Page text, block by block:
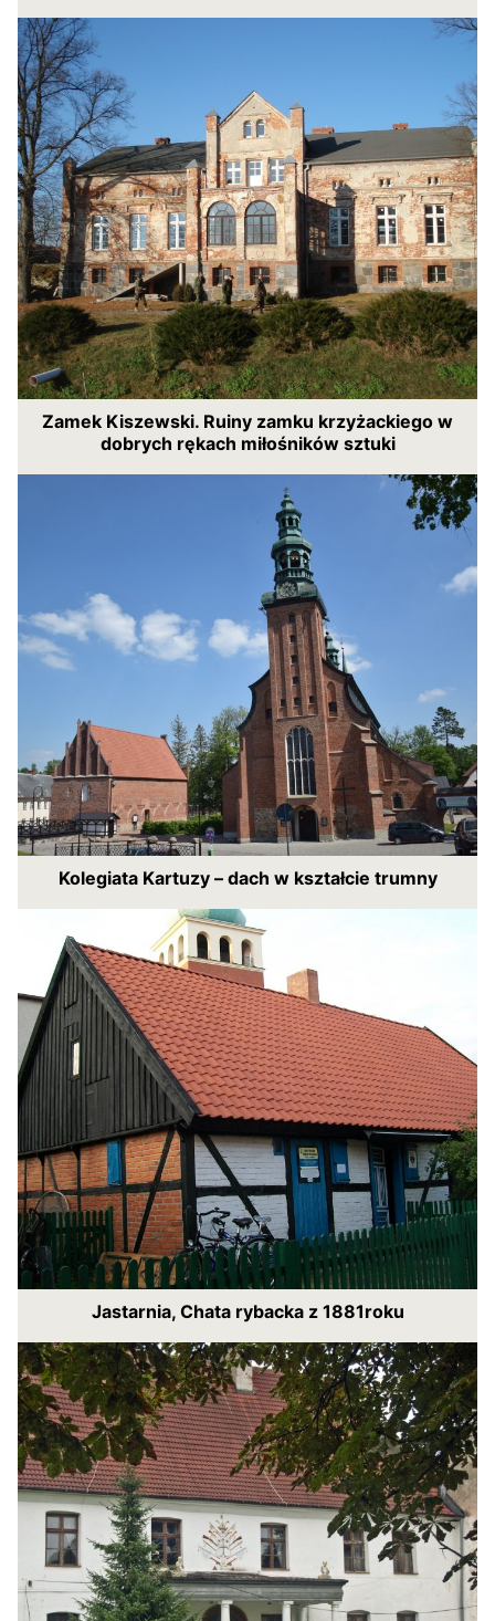
Zamek Kiszewski. Ruiny zamku krzyżackiego w
dobrych rękach miłośników sztuki
Kolegiata Kartuzy – dach w kształcie trumny
Jastarnia, Chata rybacka z 1881roku